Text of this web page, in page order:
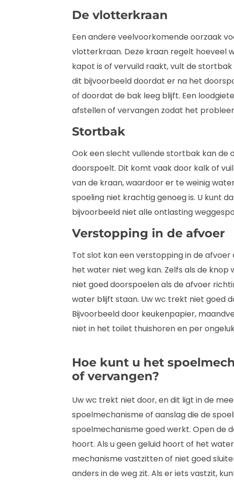
De vlotterkraan
Een andere veelvoorkomende oorzaak
vlotterkraan. Deze kraan regelt hoeveel
kapot is of vervuild raakt, vult de
dit bijvoorbeeld doordat er na het
of doordat de bak leeg blijft. Een
afstellen of vervangen zodat het
Stortbak
Ook een slecht vullende stortbak kan de
doorspoelt. Dit komt vaak door kalk of
van de kraan, waardoor er te weinig
spoeling niet krachtig genoeg is. U kunt
bijvoorbeeld niet alle ontlasting
Verstopping in de afvoer
Tot slot kan een verstopping in de
het water niet weg kan. Zelfs als de
niet goed doorspoelen als de afvoer
water blijft staan. Uw wc trekt niet goed
Bijvoorbeeld door keukenpapier,
niet in het toilet thuishoren en per
Hoe kunt u het
of vervangen?
Uw wc trekt niet door, en dit ligt in de
spoelmechanisme of aanslag die de
spoelmechanisme goed werkt. Open de
hoort. Als u geen geluid hoort of het
mechanisme vastzitten of niet goed
anders in de weg zit. Als er iets vastzit,